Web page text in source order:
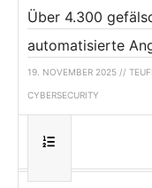
Über 4.300
automatisierte
19. NOVEMBER 2025 //
CYBERSECURITY